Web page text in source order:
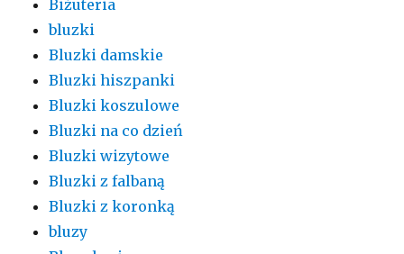
Biżuteria
bluzki
Bluzki damskie
Bluzki hiszpanki
Bluzki koszulowe
Bluzki na co dzień
Bluzki wizytowe
Bluzki z falbaną
Bluzki z koronką
bluzy